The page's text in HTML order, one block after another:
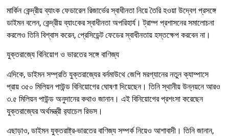
মার্কিন কেন্দ্রীয় ব্যাংক ফেডারেল রিজার্ভের স্বাধীনতা নিয়ে তৈরি হওয়া উদ্বেগ প্রসঙ্গে
ডাইমন বলেন, কেন্দ্রীয় ব্যাংকের স্বাধীনতা অপরিহার্য। ট্রাম্প প্রশাসনের সমালোচনা
করলেও তিনি বিশ্বাস করেন, প্রেসিডেন্ট ফেডের স্বাধীনতায় হস্তক্ষেপ করবেন না।
যুক্তরাজ্যে বিনিয়োগ ও ভারতের সঙ্গে বাণিজ্য
এদিকে, ডাইমন সম্প্রতি যুক্তরাজ্যের বর্নমাউথে জেপি মরগ্যানের নতুন ক্যাম্পাসে
প্রায় ৩৫০ মিলিয়ন পাউন্ড বিনিয়োগের ঘোষণা দিয়েছেন। তিনি স্থানীয় উন্নয়নে আরও
৩.৫ মিলিয়ন পাউন্ড অনুদানের কথাও জানান। এই বিনিয়োগের প্রশংসা করেছেন
যুক্তরাজ্যের অর্থমন্ত্রী র‍্যাচেল রিভস।
এছাড়াও, ডাইমন যুক্তরাষ্ট্র-ভারতের বাণিজ্য সম্পর্ক নিয়েও আশাবাদী। তিনি জানান,